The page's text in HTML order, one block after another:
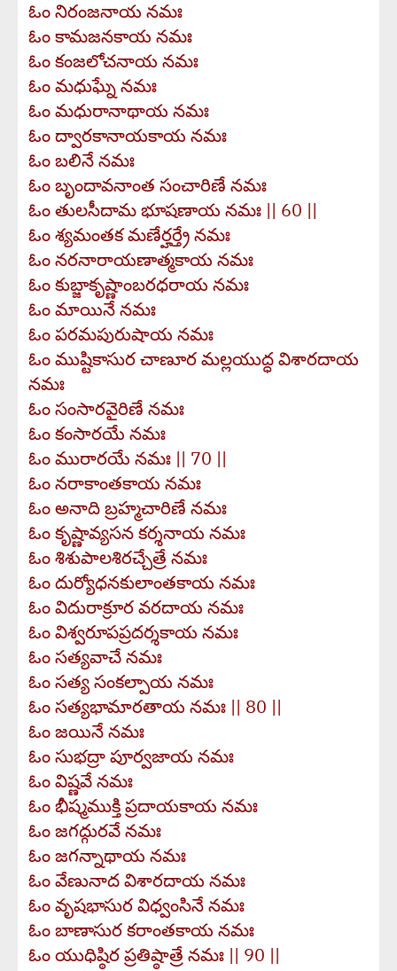
ఓం నిరంజనాయ నమః
ఓం కామజనకాయ నమః
ఓం కంజలోచనాయ నమః
ఓం మధుఘ్నే నమః
ఓం మధురానాథాయ నమః
ఓం ద్వారకానాయకాయ నమః
ఓం బలినే నమః
ఓం బృందావనాంత సంచారిణే నమః
ఓం తులసీదామ భూషణాయ నమః || 60 ||
ఓం శ్యమంతక మణేర్హర్త్రే నమః
ఓం నరనారాయణాత్మకాయ నమః
ఓం కుబ్జాకృష్ణాంబరధరాయ నమః
ఓం మాయినే నమః
ఓం పరమపురుషాయ నమః
ఓం ముష్టికాసుర చాణూర మల్లయుద్ధ విశారదాయ
నమః
ఓం సంసారవైరిణే నమః
ఓం కంసారయే నమః
ఓం మురారయే నమః || 70 ||
ఓం నరాకాంతకాయ నమః
ఓం అనాది బ్రహ్మచారిణే నమః
ఓం కృష్ణావ్యసన కర్శనాయ నమః
ఓం శిశుపాలశిరచ్చేత్రే నమః
ఓం దుర్యోధనకులాంతకాయ నమః
ఓం విదురాక్రూర వరదాయ నమః
ఓం విశ్వరూపప్రదర్శకాయ నమః
ఓం సత్యవాచే నమః
ఓం సత్య సంకల్పాయ నమః
ఓం సత్యభామారతాయ నమః || 80 ||
ఓం జయినే నమః
ఓం సుభద్రా పూర్వజాయ నమః
ఓం విష్ణవే నమః
ఓం భీష్మముక్తి ప్రదాయకాయ నమః
ఓం జగద్గురవే నమః
ఓం జగన్నాథాయ నమః
ఓం వేణునాద విశారదాయ నమః
ఓం వృషభాసుర విధ్వంసినే నమః
ఓం బాణాసుర కరాంతకాయ నమః
ఓం యుధిష్ఠిర ప్రతిష్ఠాత్రే నమః || 90 ||